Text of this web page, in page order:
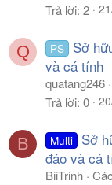
Trả lời 2
Q PS
Sở
và cá tính
quatang246
Trả lời 0
B Multi
Sở
đáo và cá
BiiTrinh